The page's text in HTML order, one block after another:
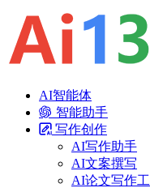
AI智能体
智能助手
写作创作
AI写作助手
AI文案撰写
AI论文写作工